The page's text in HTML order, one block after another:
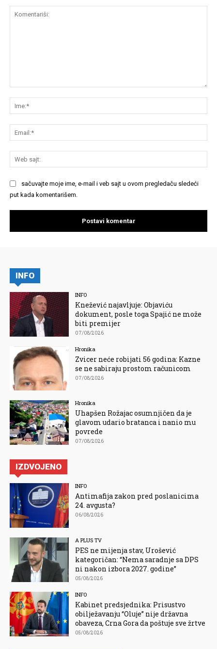
sačuvajte moje ime, e-mail i veb sajt u ovom pregledaču sledeći
put kada komentarišem.
INFO
INFO
Knežević najavljuje: Objaviću
dokument, posle toga Spajić ne može
biti premijer
07/08/2026
Hronika
Zvicer neće robijati 56 godina: Kazne
se ne sabiraju prostom računicom
07/08/2026
Hronika
Uhapšen Rožajac osumnjičen da je
glavom udario bratanca i nanio mu
povrede
07/08/2026
IZDVOJENO
INFO
Antimafija zakon pred poslanicima
24. avgusta?
06/08/2026
A PLUS TV
PES ne mijenja stav, Urošević
kategoričan: “Nema saradnje sa DPS
ni nakon izbora 2027. godine”
05/08/2026
INFO
Kabinet predsjednika: Prisustvo
obilježavanju “Oluje” nije državna
obaveza, Crna Gora da poštuje sve žrtve
05/08/2026